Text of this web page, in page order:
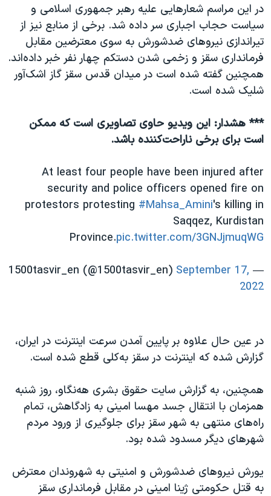
در این مراسم شعارهایی علیه رهبر جمهوری اسلامی و
سیاست حجاب اجباری سر داده شد. برخی از منابع نیز از
تیراندازی نیروهای ضدشورش به سوی معترضین مقابل
فرمانداری سقز و زخمی شدن دستکم چهار نفر خبر داده‌اند.
همچنین گفته شده است در میدان قدس سقز گاز اشک‌آور
شلیک شده است.
*** هشدار: این ویدیو حاوی تصاویری است که ممکن
است برای برخی ناراحت‌کننده باشد.
At least four people have been injured after
security and police officers opened fire on
protestors protesting #Mahsa_Amini's killing in
Saqqez, Kurdistan
Province.pic.twitter.com/3GNJjmuqWG
— 1500tasvir_en (@1500tasvir_en)
September 17,
2022
در عین حال علاوه بر پایین آمدن سرعت اینترنت در ایران،
گزارش شده که اینترنت در سقز به‌کلی قطع شده است.
همچنین، به گزارش سایت حقوق بشری هه‌نگاو، روز شنبه
همزمان با انتقال جسد مهسا امینی به زادگاهش، تمام
راه‌های منتهی به شهر سقز برای جلوگیری از ورود مردم
شهرهای دیگر مسدود شده بود.
یورش نیروهای ضدشورش و امنیتی به شهروندان معترض
به قتل حکومتی ژینا امینی در مقابل فرمانداری سقز